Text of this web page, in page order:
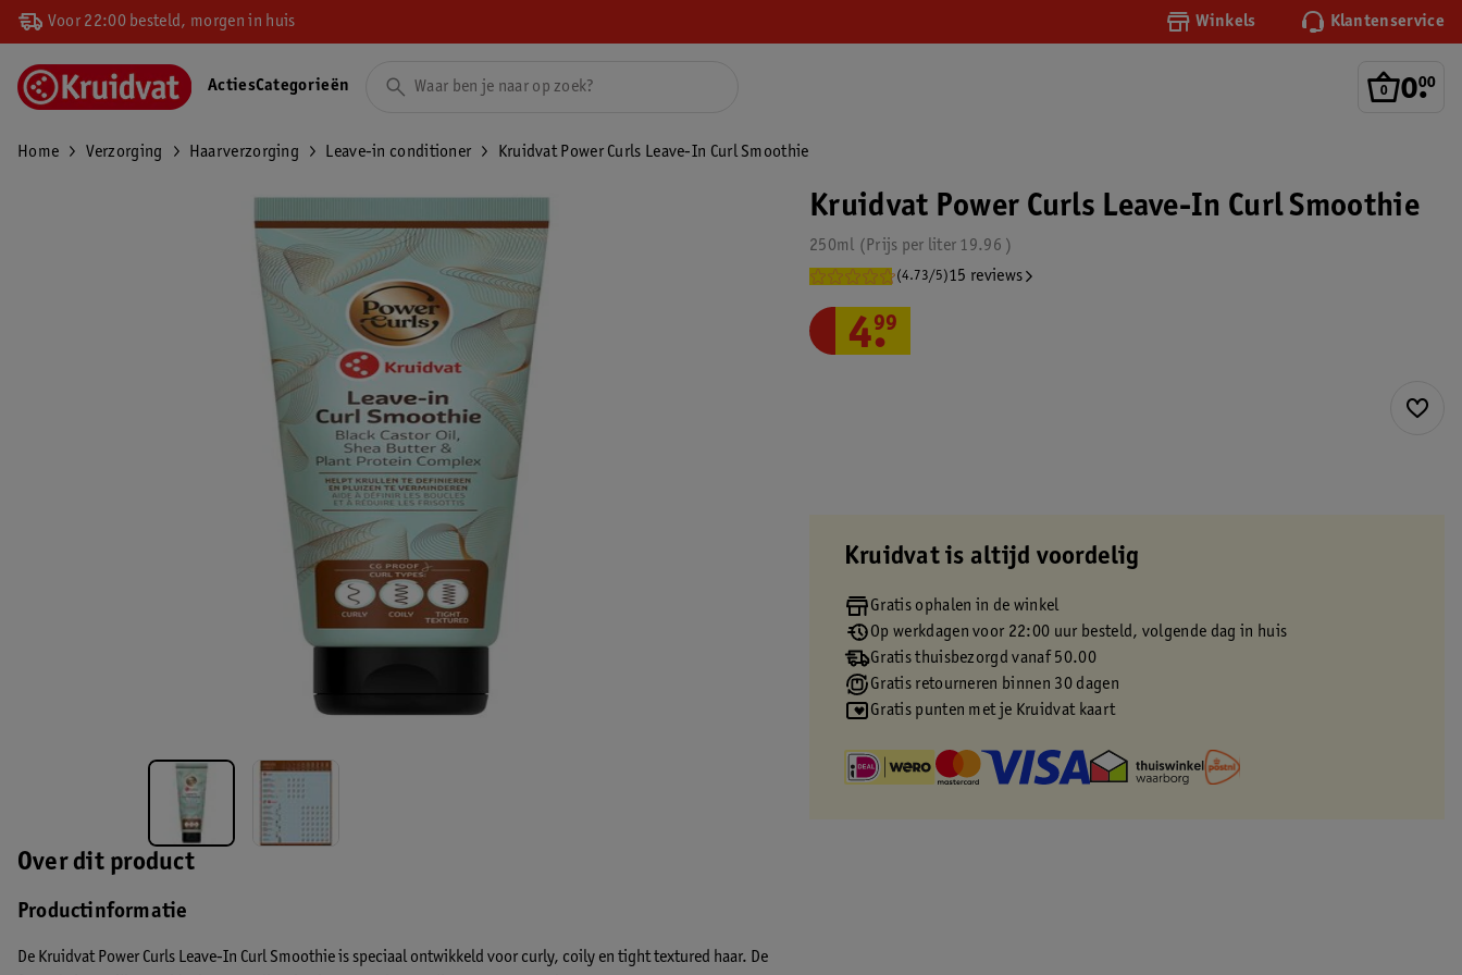
Voor 22:00 besteld, morgen in huis Winkels Klantenservice
0.
00
ActiesCategorieën
Home Verzorging Haarverzorging Leave-in conditioner Kruidvat Power Curls Leave-In Curl Smoothie
Over dit product
Productinformatie
De Kruidvat Power Curls Leave-In Curl Smoothie is speciaal ontwikkeld voor curly, coily en tight textured haar. De
Kruidvat Power Curls Leave-In Curl Smoothie
250ml 19.96
Prijs per liter
(4.73/5)15 reviews
4.
99
Kruidvat is altijd voordelig
Gratis ophalen in de winkel
Op werkdagen voor 22:00 uur besteld, volgende dag in huis
Gratis thuisbezorgd vanaf 50.00
Gratis retourneren binnen 30 dagen
Gratis punten met je Kruidvat kaart